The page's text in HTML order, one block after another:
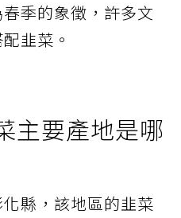
季的象徵，許多文
韭菜。
主要產地是哪
縣，該地區的韭菜